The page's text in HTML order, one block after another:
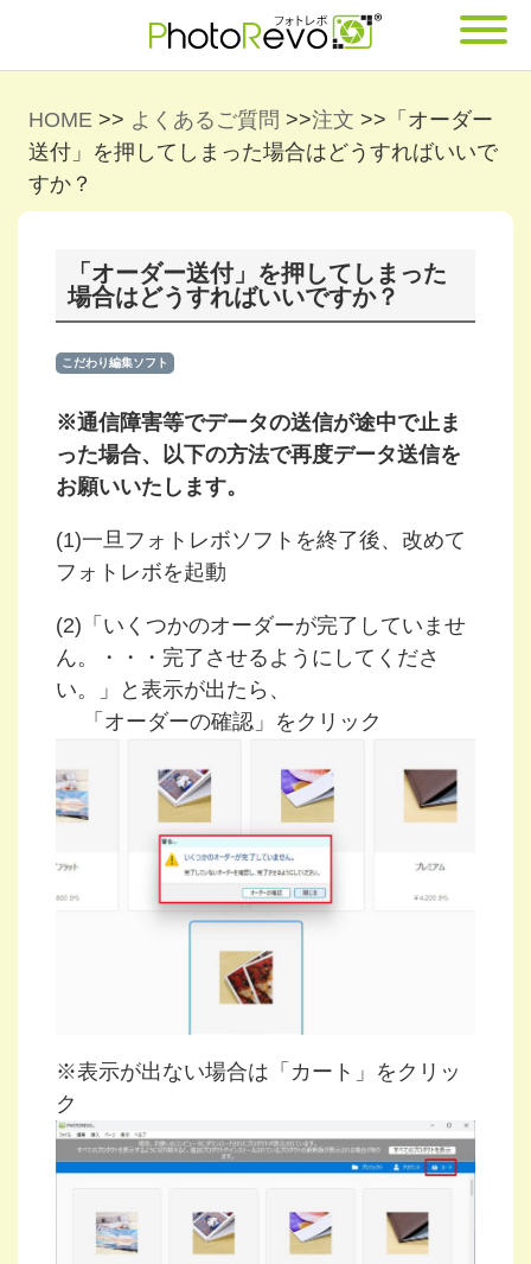
HOME >> よくあるご質問 >>注文 >> 「オーダー
送付」を押してしまった場合はどうすればいいで
すか？
「オーダー送付」を押してしまった
場合はどうすればいいですか？
こだわり編集ソフト
※通信障害等でデータの送信が途中で止ま
った場合、以下の方法で再度データ送信を
お願いいたします。
(1)一旦フォトレボソフトを終了後、改めて
フォトレボを起動
(2)「いくつかのオーダーが完了していませ
ん。・・・完了させるようにしてくださ
い。」と表示が出たら、
「オーダーの確認」をクリック
※表示が出ない場合は「カート」をクリッ
ク